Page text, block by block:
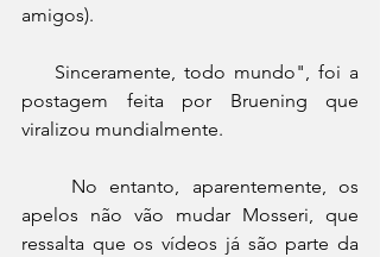
amigos).
postagem feita por Bruening que
viralizou mundialmente.
apelos não vão mudar Mosseri, que
ressalta que os vídeos já são parte da